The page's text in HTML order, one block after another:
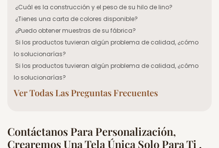
Contáctanos Para Personalización,
Crearemos UnaTela Única Solo Para Ti .
¿Cuál es la construcción y el peso de su hilo de lino?
¿Tienes una carta de colores disponible?
¿Puedo obtener muestras de su fábrica?
Si los productos tuvieran algún problema de calidad, ¿cómo
lo solucionarías?
Si los productos tuvieran algún problema de calidad, ¿cómo
lo solucionarías?
Ver Todas Las Preguntas Frecuentes